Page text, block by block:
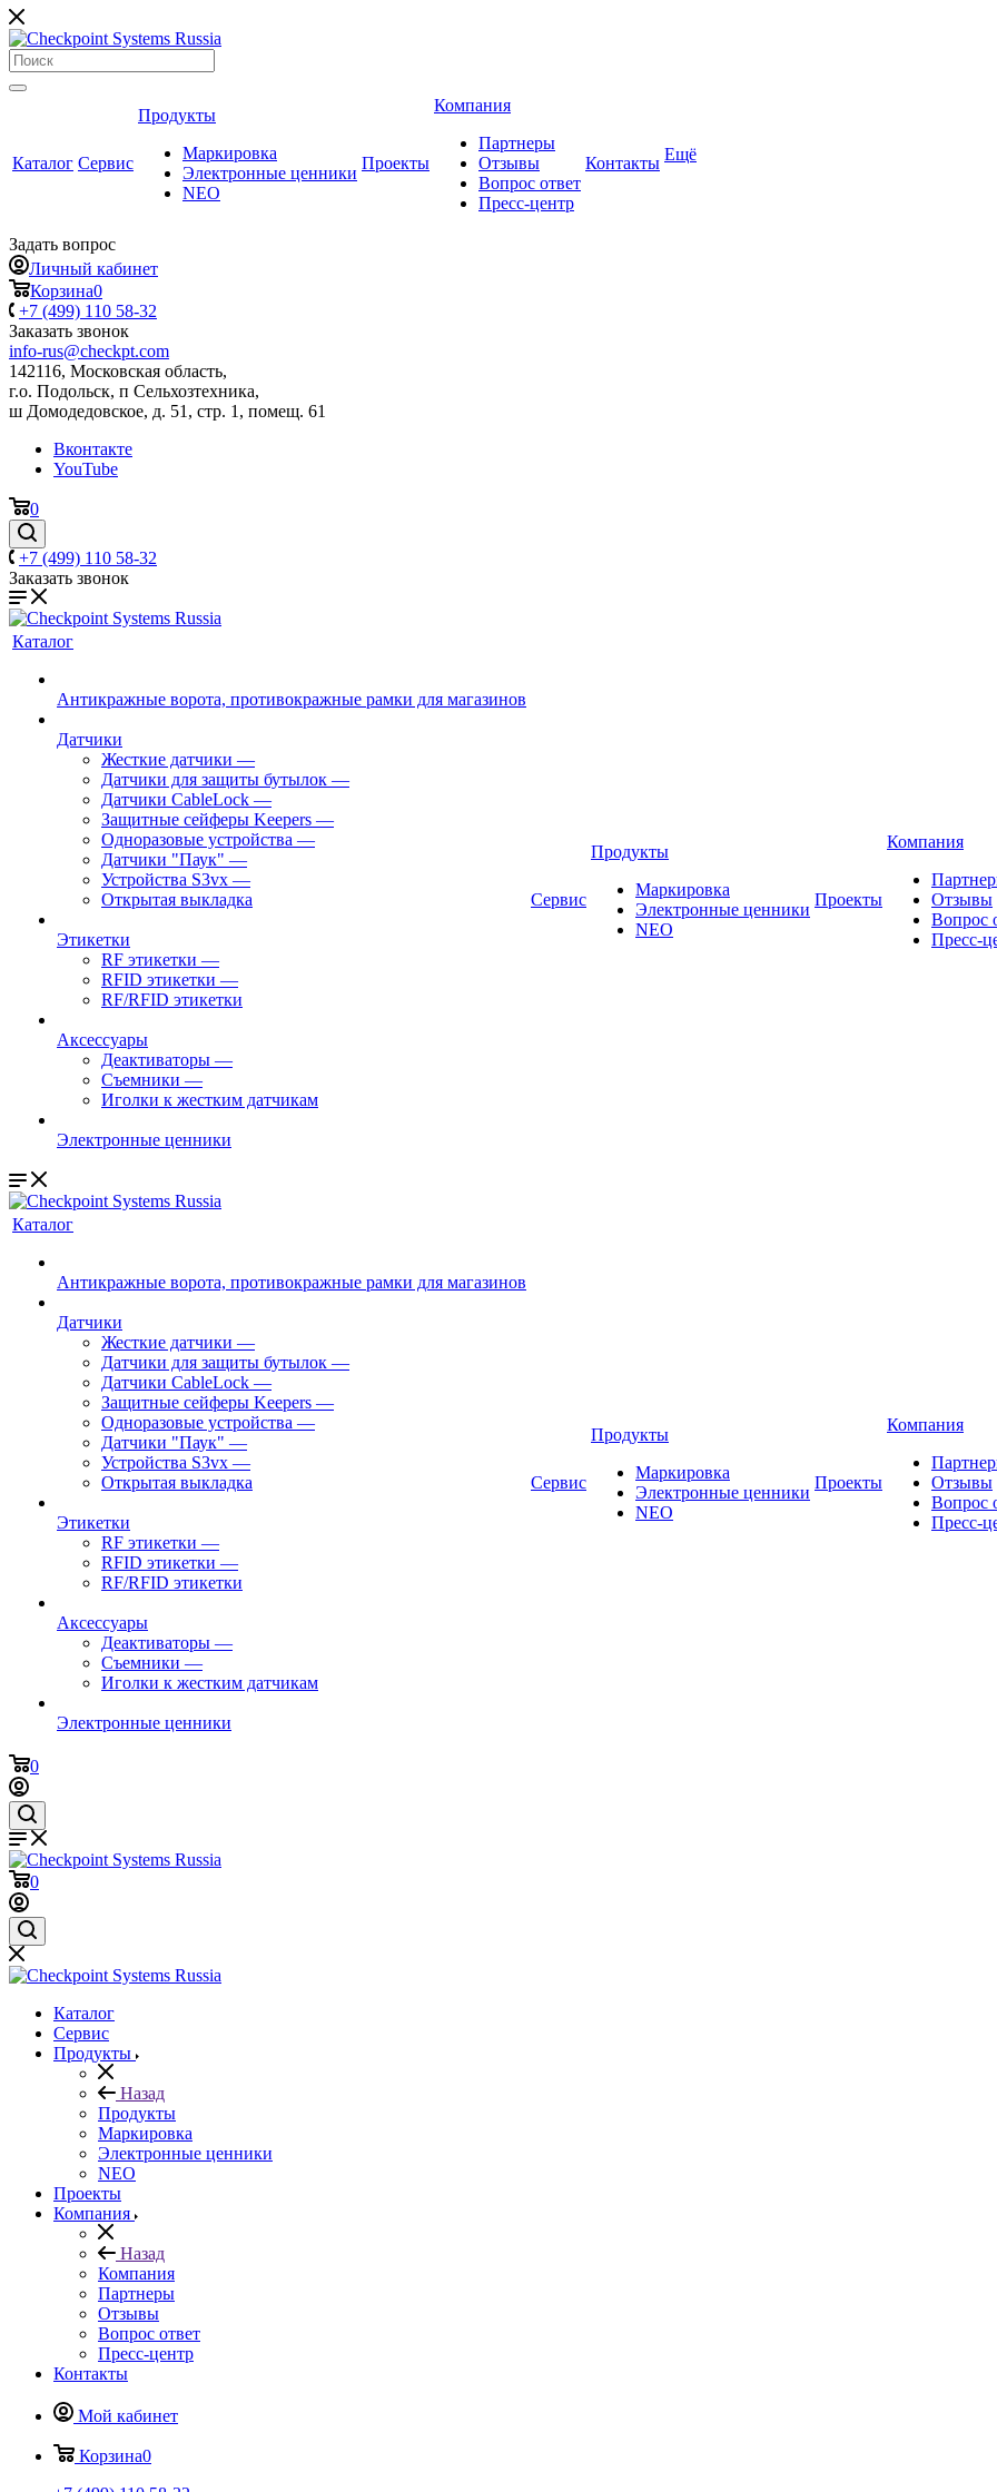
Каталог Сервис
Продукты
Маркировка
Электронные ценники
NEO
Проекты
Компания
Партнеры
Отзывы
Вопрос ответ
Пресс-центр
Контакты Ещё
Задать вопрос
Личный кабинет
Корзина0
+7 (499) 110 58-32
Заказать звонок
info-rus@checkpt.com
142116, Московская область,
г.о. Подольск, п Сельхозтехника,
ш Домодедовское, д. 51, стр. 1, помещ. 61
Вконтакте
YouTube
0
+7 (499) 110 58-32
Заказать звонок
Каталог
Антикражные ворота, противокражные рамки для магазинов
Датчики
Жесткие датчики —
Датчики для защиты бутылок —
Датчики CableLock —
Защитные сейферы Keepers —
Одноразовые устройства —
Датчики "Паук" —
Устройства S3vx —
Открытая выкладка
Этикетки
RF этикетки —
RFID этикетки —
RF/RFID этикетки
Аксессуары
Деактиваторы —
Съемники —
Иголки к жестким датчикам
Электронные ценники
Сервис
Продукты
Маркировка
Электронные ценники
NEO
Проекты
Компания
Отзывы
Вопрос
Пресс-
Каталог
Антикражные ворота, противокражные рамки для магазинов
Датчики
Жесткие датчики —
Датчики для защиты бутылок —
Датчики CableLock —
Защитные сейферы Keepers —
Одноразовые устройства —
Датчики "Паук" —
Устройства S3vx —
Открытая выкладка
Этикетки
RF этикетки —
RFID этикетки —
RF/RFID этикетки
Аксессуары
Деактиваторы —
Съемники —
Иголки к жестким датчикам
Электронные ценники
Сервис
Продукты
Маркировка
Электронные ценники
NEO
Проекты
Компания
Отзывы
Вопрос
Пресс-
0
0
Каталог
Сервис
Продукты
Назад
Продукты
Маркировка
Электронные ценники
NEO
Проекты
Компания
Назад
Компания
Партнеры
Отзывы
Вопрос ответ
Пресс-центр
Контакты
Мой кабинет
Корзина0